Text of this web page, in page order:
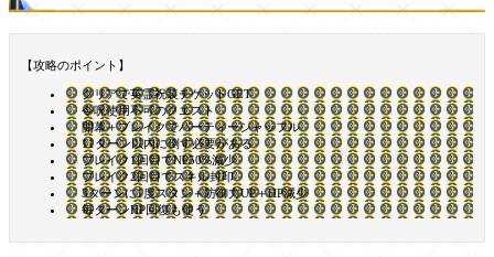
【攻略のポイント】
クリアで英霊祝装チケットGET
令呪使用不可のクエスト
開幕＋ブレイクでパーティーシャッフル
11ターン以内に倒す必要がある
ブレイク1回目でNP50%減少
ブレイク2回目でスキル封印
3ターンに1度スタン＋防御力UP＋HP減少
毎ターンHP回復も使う